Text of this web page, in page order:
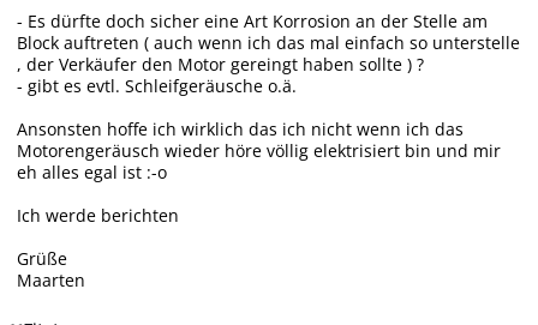
- Es dürfte doch sicher eine Art Korrosion an der Stelle am
Block auftreten ( auch wenn ich das mal einfach so unterstelle
, der Verkäufer den Motor gereingt haben sollte ) ?
- gibt es evtl. Schleifgeräusche o.ä.
Ansonsten hoffe ich wirklich das ich nicht wenn ich das
Motorengeräusch wieder höre völlig elektrisiert bin und mir
eh alles egal ist :-o
Ich werde berichten
Grüße
Maarten